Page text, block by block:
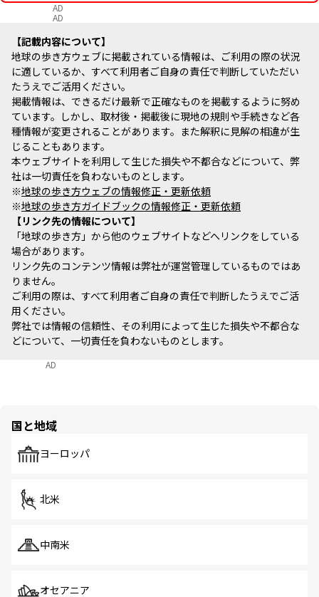
AD
AD
記載内容について
地球の歩き方ウェブに掲載されている情報は、ご利用の際の状況
に適しているか、すべて利用者ご自身の責任で判断していただい
たうえでご活用ください。
掲載情報は、できるだけ最新で正確なものを掲載するように努め
ています。しかし、取材後・掲載後に現地の規則や手続きなど各
種情報が変更されることがあります。また解釈に見解の相違が生
じることもあります。
本ウェブサイトを利用して生じた損失や不都合などについて、弊
社は一切責任を負わないものとします。
※地球の歩き方ウェブの情報修正・更新依頼
※地球の歩き方ガイドブックの情報修正・更新依頼
リンク先の情報について
「地球の歩き方」から他のウェブサイトなどへリンクをしている
場合があります。
リンク先のコンテンツ情報は弊社が運営管理しているものではあ
りません。
ご利用の際は、すべて利用者ご自身の責任で判断したうえでご活
用ください。
弊社では情報の信頼性、その利用によって生じた損失や不都合な
どについて、一切責任を負わないものとします。
AD
国と地域
ヨーロッパ
北米
中南米
オセアニア